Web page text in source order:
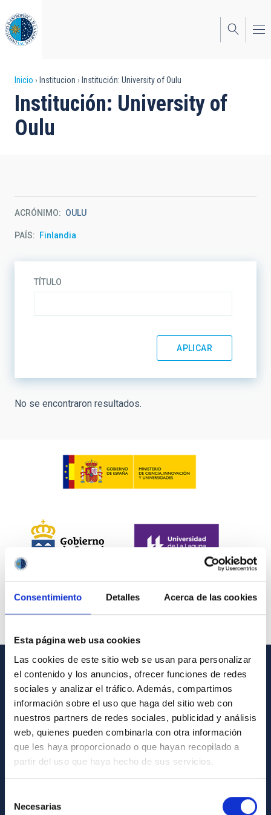
Consentimiento Detalles Acerca de las cookies
Esta página web usa cookies
Las cookies de este sitio web se usan para personalizar
el contenido y los anuncios, ofrecer funciones de redes
sociales y analizar el tráfico. Además, compartimos
información sobre el uso que haga del sitio web con
nuestros partners de redes sociales, publicidad y análisis
web, quienes pueden combinarla con otra información
que les haya proporcionado o que hayan recopilado a
partir del uso que haya hecho de sus servicios.
Necesarias
al
contenido
principal
Sobrescribir
enlaces
de
navegación
Inicio Institucion Institución: University of Oulu
Institución: University of
Oulu
ACRÓNIMO OULU
PAÍS Finlandia
TÍTULO
No se encontraron resultados.
INFORMACIÓN GENERAL
Contacto
Cómo llegar al IAC
Directorio de personal
Biblioteca